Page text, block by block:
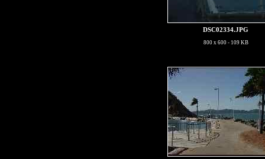
DSC02334.JPG
800 x 600 - 109 KB